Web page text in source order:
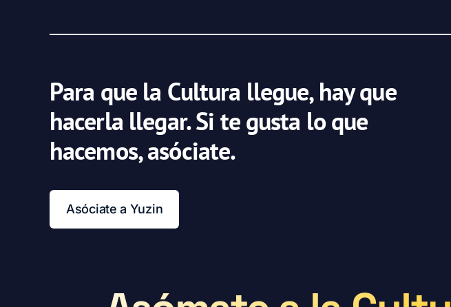
Para que la Cultura llegue, hay que
hacerla llegar. Si te gusta lo que
hacemos, asóciate.
Asóciate a Yuzin